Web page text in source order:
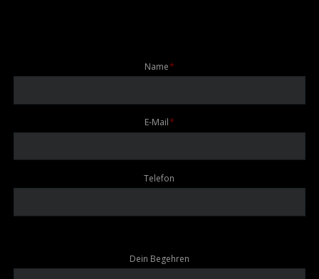
Pflichtfeld
Name*
Pflichtfeld
E-Mail*
Telefon
Dein Begehren